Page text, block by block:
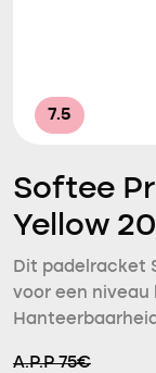
7.5
Softee
Yellow
Dit padelracket
voor een niveau
A.P.P 75€